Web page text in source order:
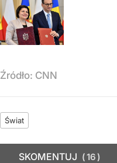
Źródło: CNN
Świat
SKOMENTUJ 16